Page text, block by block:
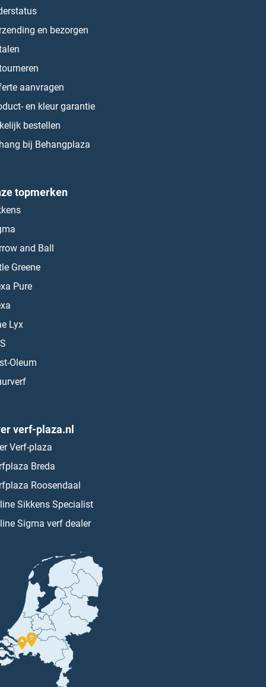
en bezorgen
aanvragen
en kleur garantie
bestellen
bij Behangplaza
topmerken
and Ball
Greene
Pure
Lyx
Oleum
verf-plaza.nl
Verf-plaza
Breda
Roosendaal
Sikkens Specialist
Sigma verf dealer